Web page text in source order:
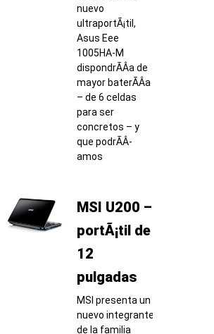
nuevo
ultraportÃ¡til,
Asus Eee
1005HA-M
dispondrÃ­Â­a de
mayor baterÃ­Â­a
– de 6 celdas
para ser
concretos – y
que podrÃ­Â­
amos
MSI U200 –
portÃ¡til de
12
pulgadas
MSI presenta un
nuevo integrante
de la familia